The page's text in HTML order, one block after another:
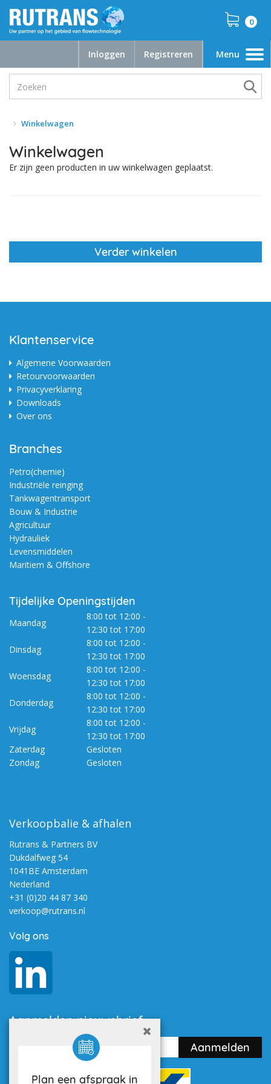
Plan een afspraak in
0
Inloggen Registreren
Toggle
navigation
Menu
Winkelwagen
Winkelwagen
Er zijn geen producten in uw winkelwagen geplaatst.
Klantenservice
Algemene Voorwaarden
Retourvoorwaarden
Privacyverklaring
Downloads
Over ons
Branches
Petro(chemie)
Industriële reinging
Tankwagentransport
Bouw & Industrie
Agricultuur
Hydrauliek
Levensmiddelen
Maritiem & Offshore
Tijdelijke Openingstijden
Maandag
8:00 tot 12:00 -
12:30 tot 17:00
Dinsdag
8:00 tot 12:00 -
12:30 tot 17:00
Woensdag
8:00 tot 12:00 -
12:30 tot 17:00
Donderdag
8:00 tot 12:00 -
12:30 tot 17:00
Vrijdag
8:00 tot 12:00 -
12:30 tot 17:00
Zaterdag
Gesloten
Zondag
Gesloten
Verkoopbalie & afhalen
Rutrans & Partners BV
Dukdalfweg 54
1041BE Amsterdam
Nederland
+31 (0)20 44 87 340
verkoop@rutrans.nl
Volg ons
Aanmelden nieuwsbrief